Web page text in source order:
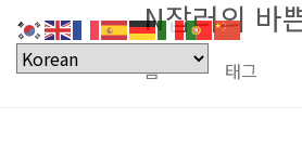
N잡러의 바
홈 태그